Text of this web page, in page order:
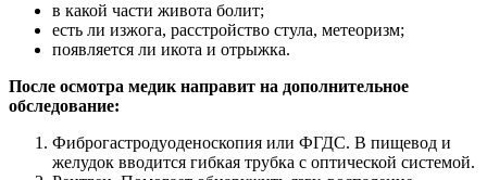
в какой части живота болит;
есть ли изжога, расстройство стула, метеоризм;
появляется ли икота и отрыжка.
После осмотра медик направит на дополнительное
обследование:
Фиброгастродуоденоскопия или ФГДС. В пищевод и
желудок вводится гибкая трубка с оптической системой.